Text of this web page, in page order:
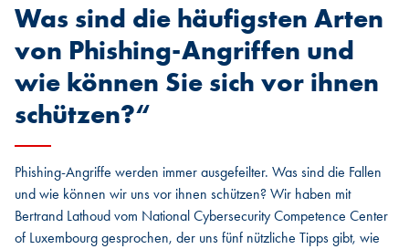
Was sind die häufigsten Arten
von Phishing-Angriffen und
wie können Sie sich vor ihnen
schützen?“
Phishing-Angriffe werden immer ausgefeilter. Was sind die Fallen
und wie können wir uns vor ihnen schützen? Wir haben mit
Bertrand Lathoud vom National Cybersecurity Competence Center
of Luxembourg gesprochen, der uns fünf nützliche Tipps gibt, wie